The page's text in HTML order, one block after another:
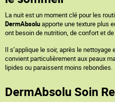
La nuit est un moment clé pour les
DermAbsoluapporte une texture plus
ont besoin de nutrition, de confort et
Il s’applique le soir, après le
convient particulièrement aux peaux
lipides ou paraissent moins rebondies.
DermAbsolu Soin